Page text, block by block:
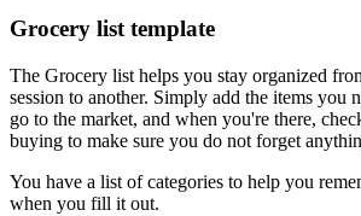
Grocery list template
The Grocery list helps you stay organized
session to another. Simply add the items you
go to the market, and when you're there,
buying to make sure you do not forget
You have a list of categories to help you
when you fill it out.